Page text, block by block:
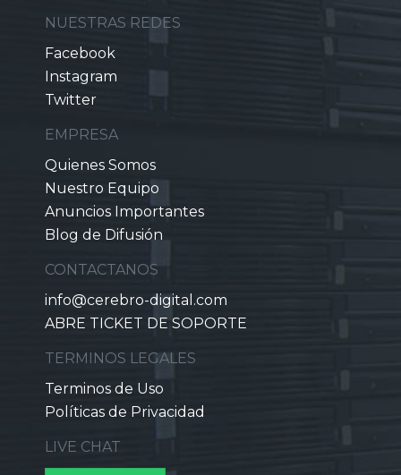
NUESTRAS REDES
Facebook
Instagram
Twitter
EMPRESA
Quienes Somos
Nuestro Equipo
Anuncios Importantes
Blog de Difusión
CONTACTANOS
info@cerebro-digital.com
ABRE TICKET DE SOPORTE
TERMINOS LEGALES
Terminos de Uso
Políticas de Privacidad
LIVE CHAT